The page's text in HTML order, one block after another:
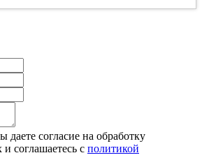
согласие на обработку
соглашаетесь с политикой